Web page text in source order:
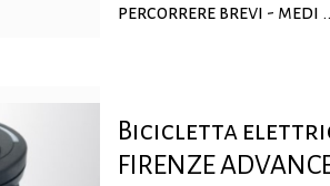
percorrere brevi - medi
Bicicletta
FIRENZE